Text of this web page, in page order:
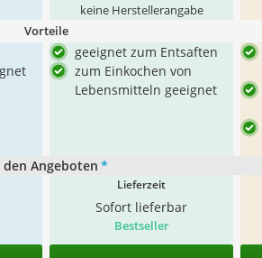
keine Herstellerangabe
Vorteile
geeignet zum Entsaften
zum Einkochen von
Lebensmitteln geeignet
den Angeboten *
Lieferzeit
Sofort lieferbar
Bestseller